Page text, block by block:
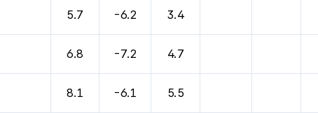
5.7 -6.2 3.4
6.8 -7.2 4.7
8.1 -6.1 5.5